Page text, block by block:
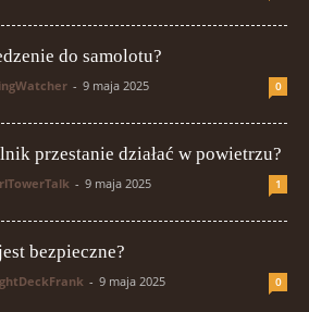
do samolotu?
- 9 maja 2025 0
przestanie działać w powietrzu?
- 9 maja 2025 1
bezpieczne?
- 9 maja 2025 0